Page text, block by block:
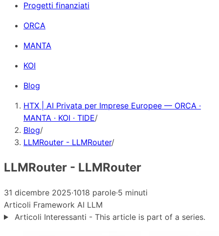
Progetti finanziati
ORCA
MANTA
KOI
Blog
HTX | AI Privata per Imprese Europee — ORCA ·
MANTA · KOI · TIDE/
Blog/
LLMRouter - LLMRouter/
LLMRouter - LLMRouter
31 dicembre 2025·1018 parole·5 minuti
Articoli Framework AI LLM
Articoli Interessanti - This article is part of a series.